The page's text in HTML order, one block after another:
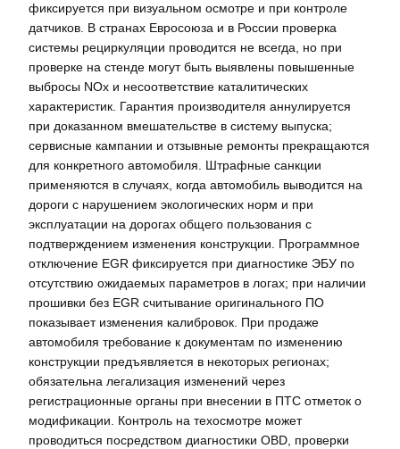
фиксируется при визуальном осмотре и при контроле
датчиков. В странах Евросоюза и в России проверка
системы рециркуляции проводится не всегда, но при
проверке на стенде могут быть выявлены повышенные
выбросы NOx и несоответствие каталитических
характеристик. Гарантия производителя аннулируется
при доказанном вмешательстве в систему выпуска;
сервисные кампании и отзывные ремонты прекращаются
для конкретного автомобиля. Штрафные санкции
применяются в случаях, когда автомобиль выводится на
дороги с нарушением экологических норм и при
эксплуатации на дорогах общего пользования с
подтверждением изменения конструкции. Программное
отключение EGR фиксируется при диагностике ЭБУ по
отсутствию ожидаемых параметров в логах; при наличии
прошивки без EGR считывание оригинального ПО
показывает изменения калибровок. При продаже
автомобиля требование к документам по изменению
конструкции предъявляется в некоторых регионах;
обязательна легализация изменений через
регистрационные органы при внесении в ПТС отметок о
модификации. Контроль на техосмотре может
проводиться посредством диагностики OBD, проверки